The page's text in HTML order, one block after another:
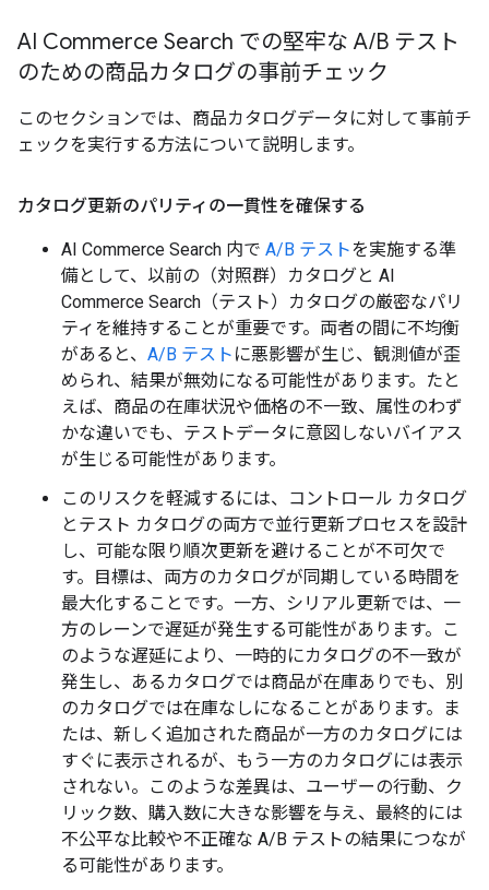
AI Commerce Search での堅牢な A/B テスト
のための商品カタログの事前チェック
このセクションでは、商品カタログデータに対して事前チ
ェックを実行する方法について説明します。
カタログ更新のパリティの一貫性を確保する
AI Commerce Search 内で A/B テストを実施する準
備として、以前の（対照群）カタログと AI
Commerce Search（テスト）カタログの厳密なパリ
ティを維持することが重要です。両者の間に不均衡
があると、 A/B テスト に悪影響が生じ、観測値が歪
められ、結果が無効になる可能性があります。たと
えば、商品の在庫状況や価格の不一致、属性のわず
かな違いでも、テストデータに意図しないバイアス
が生じる可能性があります。
このリスクを軽減するには、コントロール カタログ
とテスト カタログの両方で並行更新プロセスを設計
し、可能な限り順次更新を避けることが不可欠で
す。目標は、両方のカタログが同期している時間を
最大化することです。一方、シリアル更新では、一
方のレーンで遅延が発生する可能性があります。こ
のような遅延により、一時的にカタログの不一致が
発生し、あるカタログでは商品が在庫ありでも、別
のカタログでは在庫なしになることがあります。ま
たは、新しく追加された商品が一方のカタログには
すぐに表示されるが、もう一方のカタログには表示
されない。このような差異は、ユーザーの行動、ク
リック数、購入数に大きな影響を与え、最終的には
不公平な比較や不正確な A/B テストの結果につなが
る可能性があります。